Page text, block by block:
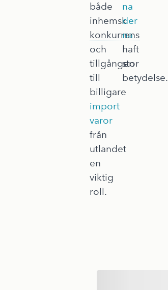
både
inhemsk
konkurrens
och
tillgången
till
billigare
import
varor
från
utlandet
en
viktig
roll.
na
der
na
haft
stor
betydelse.